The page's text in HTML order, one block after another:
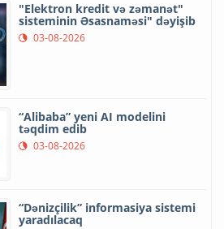
"Elektron kredit və zəmanət"
sisteminin Əsasnaməsi" dəyişib
03-08-2026
“Alibaba” yeni AI modelini
təqdim edib
03-08-2026
“Dənizçilik” informasiya sistemi
yaradılacaq